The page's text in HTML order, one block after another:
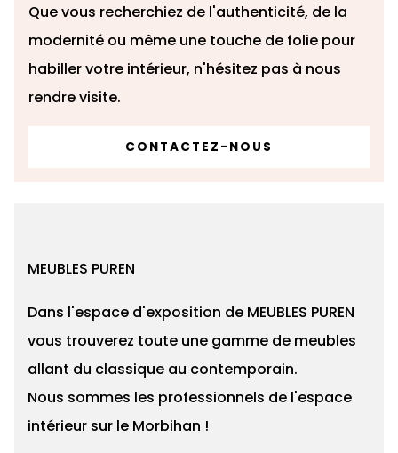
Que vous recherchiez de l'authenticité, de la
modernité ou même une touche de folie pour
habiller votre intérieur, n'hésitez pas à nous
rendre visite.
CONTACTEZ-NOUS
MEUBLES PUREN
Dans l'espace d'exposition de MEUBLES PUREN
vous trouverez toute une gamme de meubles
allant du classique au contemporain.
Nous sommes les professionnels de l'espace
intérieur sur le Morbihan !